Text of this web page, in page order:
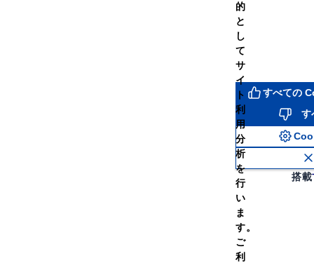
￥5,729
この商品について問
シェアする
的
と
し
て
サ
イ
ト
利
用
分
析
を
行
い
ま
す。
ご
利
すべての
す
搭載